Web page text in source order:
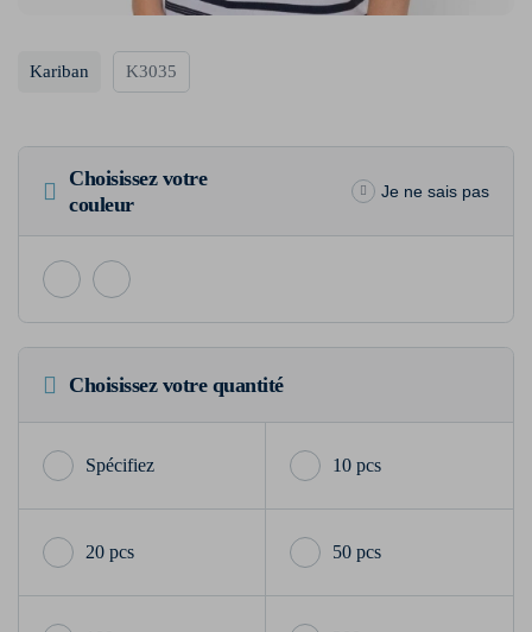
Kariban K3035
Choisissez votre
couleur
Je ne sais pas
Choisissez votre quantité
10 pcs
20 pcs 50 pcs